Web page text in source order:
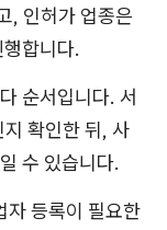
, 인허가 업종은
합니다.
순서입니다. 서
확인한 뒤, 사
수 있습니다.
등록이 필요한